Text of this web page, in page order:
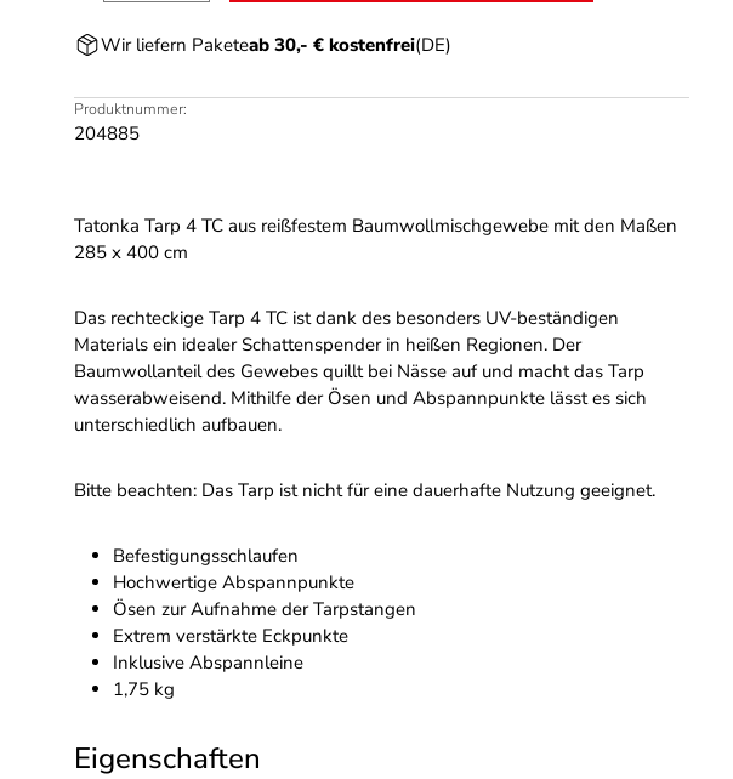
Wir liefern Paketeab 30,- € kostenfrei(DE)
Produktnummer:
204885
Tatonka Tarp 4 TC aus reißfestem Baumwollmischgewebe mit den Maßen
285 x 400 cm
Das rechteckige Tarp 4 TC ist dank des besonders UV-beständigen
Materials ein idealer Schattenspender in heißen Regionen. Der
Baumwollanteil des Gewebes quillt bei Nässe auf und macht das Tarp
wasserabweisend. Mithilfe der Ösen und Abspannpunkte lässt es sich
unterschiedlich aufbauen.
Bitte beachten: Das Tarp ist nicht für eine dauerhafte Nutzung geeignet.
Befestigungsschlaufen
Hochwertige Abspannpunkte
Ösen zur Aufnahme der Tarpstangen
Extrem verstärkte Eckpunkte
Inklusive Abspannleine
1,75 kg
Eigenschaften